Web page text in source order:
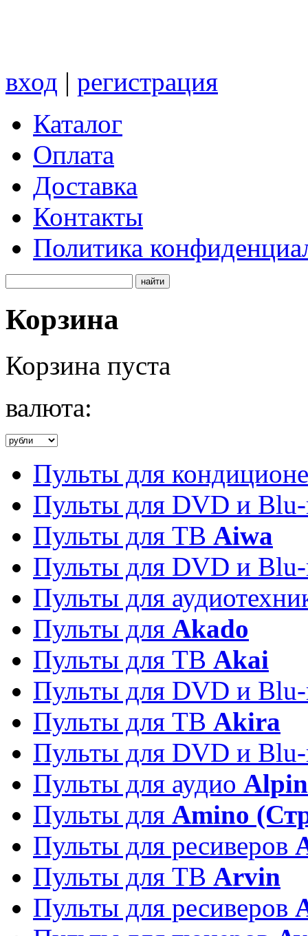
вход | регистрация
Каталог
Оплата
Доставка
Контакты
Политика
Корзина
Корзина пуста
валюта:
Пульты для
Пульты для DVD и
Пульты для ТВ Aiwa
Пульты для DVD и
Пульты для
Пульты для Akado
Пульты для ТВ Akai
Пульты для DVD и
Пульты для ТВ Akira
Пульты для DVD и
Пульты для аудио
Пульты для Amino
Пульты для ресиверов
Пульты для ТВ Arvin
Пульты для ресиверов